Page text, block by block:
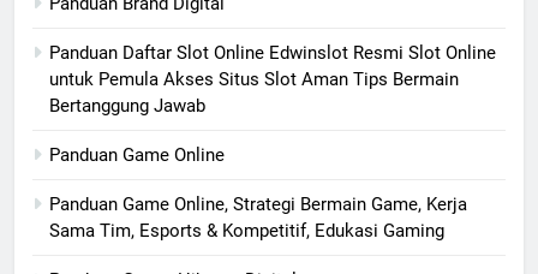
Panduan Daftar Slot Online Edwinslot Resmi Slot Online
untuk Pemula Akses Situs Slot Aman Tips Bermain
Bertanggung Jawab
Panduan Game Online
Panduan Game Online, Strategi Bermain Game, Kerja
Sama Tim, Esports & Kompetitif, Edukasi Gaming